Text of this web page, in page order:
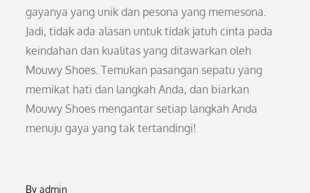
gayanya yang unik dan pesona yang memesona.
Jadi, tidak ada alasan untuk tidak jatuh cinta pada
keindahan dan kualitas yang ditawarkan oleh
Mouwy Shoes. Temukan pasangan sepatu yang
memikat hati dan langkah Anda, dan biarkan
Mouwy Shoes mengantar setiap langkah Anda
menuju gaya yang tak tertandingi!
Byadmin